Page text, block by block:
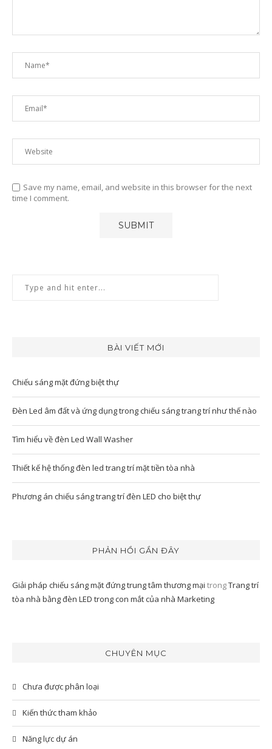
Save my name, email, and website in this browser for the next
time I comment.
BÀI VIẾT MỚI
Chiếu sáng mặt đứng biệt thự
Đèn Led âm đất và ứng dụng trong chiếu sáng trang trí như thế nào
Tìm hiểu về đèn Led Wall Washer
Thiết kế hệ thống đèn led trang trí mặt tiền tòa nhà
Phương án chiếu sáng trang trí đèn LED cho biệt thự
PHẢN HỒI GẦN ĐÂY
Giải pháp chiếu sáng mặt đứng trung tâm thương mại trongTrang trí
tòa nhà bằng đèn LED trong con mắt của nhà Marketing
CHUYÊN MỤC
Chưa được phân loại
Kiến thức tham khảo
Năng lực dự án